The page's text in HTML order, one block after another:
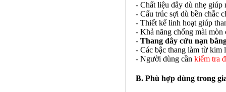
- Chất liệu dây dù nhẹ giúp
- Cấu trúc sợi dù bền chắc
- Thiết kế linh hoạt giúp
- Khả năng chống mài mòn
- Thang dây cứu nạn
- Các bậc thang làm từ kim
- Người dùng cần kiểm tra
B. Phù hợp dùng trong